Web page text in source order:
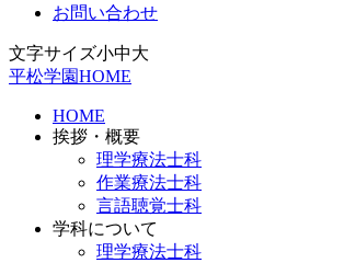
お問い合わせ
文字サイズ小中大
平松学園HOME
HOME
挨拶・概要
理学療法士科
作業療法士科
言語聴覚士科
学科について
理学療法士科